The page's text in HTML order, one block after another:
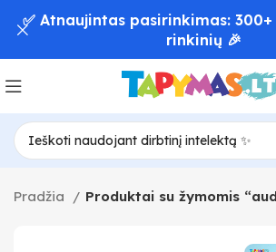
Pradžia Produktai su žymomis
✅ Atnaujintas pasirinkimas:
rinkinių 🎉